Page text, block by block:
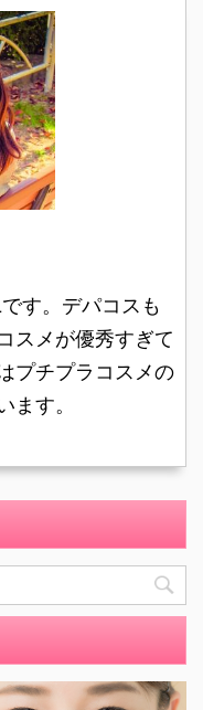
ームとパッケージに
てあるのを見て、こ
いいかも！と思って
ーストキス i・ENVY
ュームマスカラを買
した。 ...
。 マジョリカマジョ
通称マジョマジョの
シュエキスパンダー
、エッジマイスター
ングロングロングな
バリエーションがあ
ですが。 こちらで口
レビューを紹介する
力が抜群で短いまつ
しっかりキャッチし
れるラッシュエキス
ダー エッジマイスタ
す。 マジョマジョ
す。デパコスも
スメが優秀すぎて
プチプラコスメの
ます。